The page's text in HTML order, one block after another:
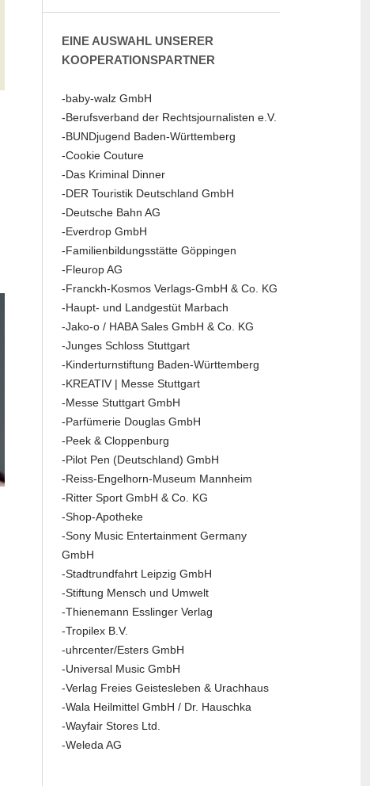
EINE AUSWAHL UNSERER
KOOPERATIONSPARTNER
-baby-walz GmbH
-Berufsverband der Rechtsjournalisten e.V.
-BUNDjugend Baden-Württemberg
-Cookie Couture
-Das Kriminal Dinner
-DER Touristik Deutschland GmbH
-Deutsche Bahn AG
-Everdrop GmbH
-Familienbildungsstätte Göppingen
-Fleurop AG
-Franckh-Kosmos Verlags-GmbH & Co. KG
-Haupt- und Landgestüt Marbach
-Jako-o / HABA Sales GmbH & Co. KG
-Junges Schloss Stuttgart
-Kinderturnstiftung Baden-Württemberg
-KREATIV | Messe Stuttgart
-Messe Stuttgart GmbH
-Parfümerie Douglas GmbH
-Peek & Cloppenburg
-Pilot Pen (Deutschland) GmbH
-Reiss-Engelhorn-Museum Mannheim
-Ritter Sport GmbH & Co. KG
-Shop-Apotheke
-Sony Music Entertainment Germany
GmbH
-Stadtrundfahrt Leipzig GmbH
-Stiftung Mensch und Umwelt
-Thienemann Esslinger Verlag
-Tropilex B.V.
-uhrcenter/Esters GmbH
-Universal Music GmbH
-Verlag Freies Geistesleben & Urachhaus
-Wala Heilmittel GmbH / Dr. Hauschka
-Wayfair Stores Ltd.
-Weleda AG